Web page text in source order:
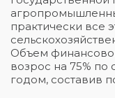
практически все
Объем
возрос на 75%
годом, составив